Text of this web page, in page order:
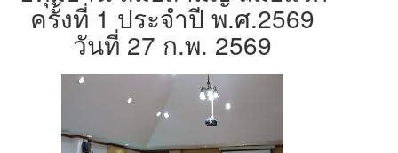
ครั้งที่ 1 ประจำปี พ.ศ.2569
วันที่ 27 ก.พ. 2569